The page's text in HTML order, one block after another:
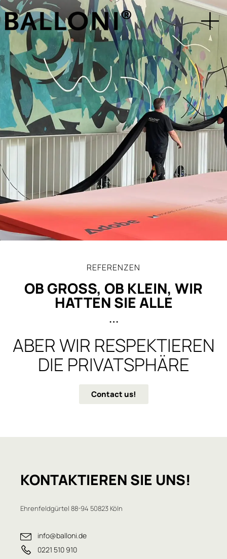
REFERENZEN
OB GROSS, OB KLEIN, WIR H
ATTEN SIE ALLE
…
ABER WIR RESPEKTIEREN
DIE PRIVATSPHÄRE
Contact us!
KONTAKTIEREN SIE UNS!
Ehrenfeldgürtel 88-94 50823 Köln
info@balloni.de
0221 510 910